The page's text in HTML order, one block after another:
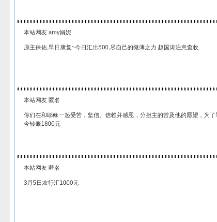
本站网友 amy娟妮
原主保佑,早日康复~今日汇出500,尽自己的微薄之力.赵国涛注意查收.
本站网友 匿名
你们在和耶稣一起受苦，坚信、信赖并感恩，分担主的苦及他的愿望，为
今转账1800元
本站网友 匿名
3月5日农行汇1000元